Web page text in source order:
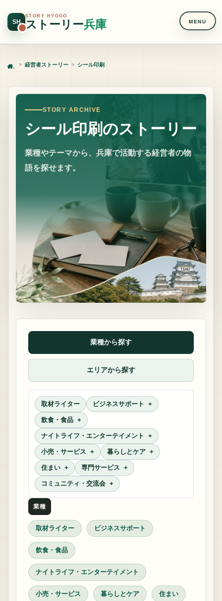
SH
STORY HYOGO
ストーリー兵庫 MENU
Home 経営者ストーリー シール印刷
STORY ARCHIVE
シール印刷のストーリー
業種やテーマから、兵庫で活動する経営者の物
語を探せます。
業種から探す
エリアから探す
取材ライター ビジネスサポート
飲食・食品
ナイトライフ・エンターテイメント
小売・サービス 暮らしとケア
住まい 専門サービス
コミュニティ・交流会
業種
取材ライター ビジネスサポート
飲食・食品
ナイトライフ・エンターテイメント
小売・サービス 暮らしとケア 住まい